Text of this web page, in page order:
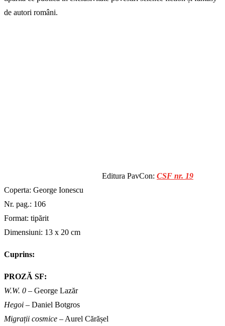
de autori români.
Editura PavCon: CSF nr. 19
Coperta: George Ionescu
Nr. pag.: 106
Format: tipărit
Dimensiuni: 13 x 20 cm
Cuprins:
PROZĂ SF:
W.W. 0 – George Lazăr
Hegoi – Daniel Botgros
Migrații cosmice – Aurel Cărășel